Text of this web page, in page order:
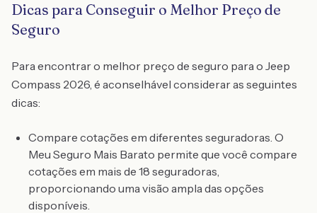
Dicas para Conseguir o Melhor Preço de
Seguro
Para encontrar o melhor preço de seguro para o Jeep
Compass 2026, é aconselhável considerar as seguintes
dicas:
Compare cotações em diferentes seguradoras. O
Meu Seguro Mais Barato permite que você compare
cotações em mais de 18 seguradoras,
proporcionando uma visão ampla das opções
disponíveis.